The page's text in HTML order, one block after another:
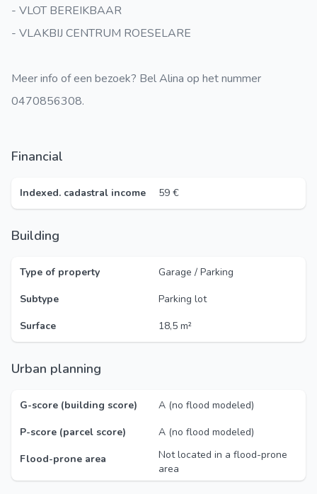
- VLOT BEREIKBAAR
- VLAKBIJ CENTRUM ROESELARE
Meer info of een bezoek? Bel Alina op het nummer
0470856308.
Financial
Indexed. cadastral income 59 €
Building
Type of property
Garage / Parking
Subtype
Parking lot
Surface
18,5 m²
Urban planning
G-score (building score)
A (no flood modeled)
P-score (parcel score)
A (no flood modeled)
Flood-prone area
Not located in a flood-prone
area